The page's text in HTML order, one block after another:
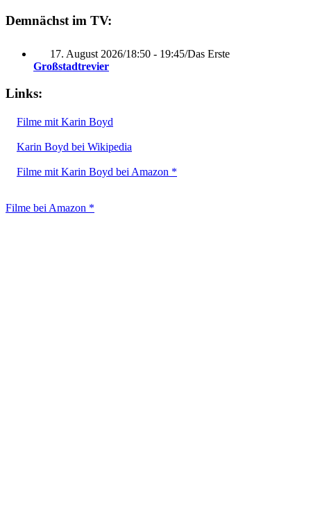
Demnächst im TV:
17. August 2026/18:50 - 19:45/Das Erste
Großstadtrevier
Links:
Filme mit Karin Boyd
Karin Boyd bei Wikipedia
Filme mit Karin Boyd bei Amazon *
Filme bei Amazon *